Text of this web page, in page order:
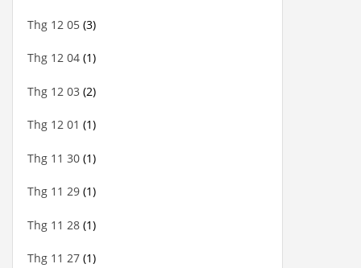
Thg 12 05 (3)
Thg 12 04 (1)
Thg 12 03 (2)
Thg 12 01 (1)
Thg 11 30 (1)
Thg 11 29 (1)
Thg 11 28 (1)
Thg 11 27 (1)